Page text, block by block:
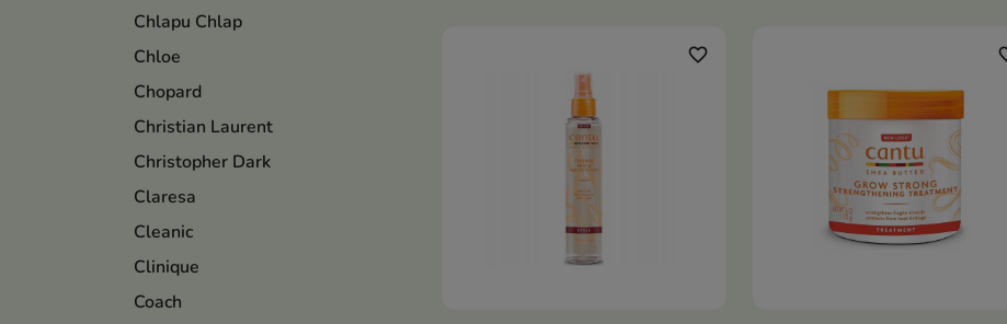
Chlapu Chlap
Chloe
Chopard
Christian Laurent
Christopher Dark
Claresa
Cleanic
Clinique
Coach
favorite_border